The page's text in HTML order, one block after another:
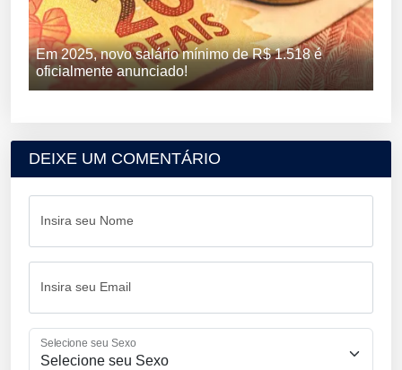
Em 2025, novo salário mínimo de R$ 1.518 é
oficialmente anunciado!
DEIXE UM COMENTÁRIO
Insira seu Nome
Insira seu Email
Selecione seu Sexo